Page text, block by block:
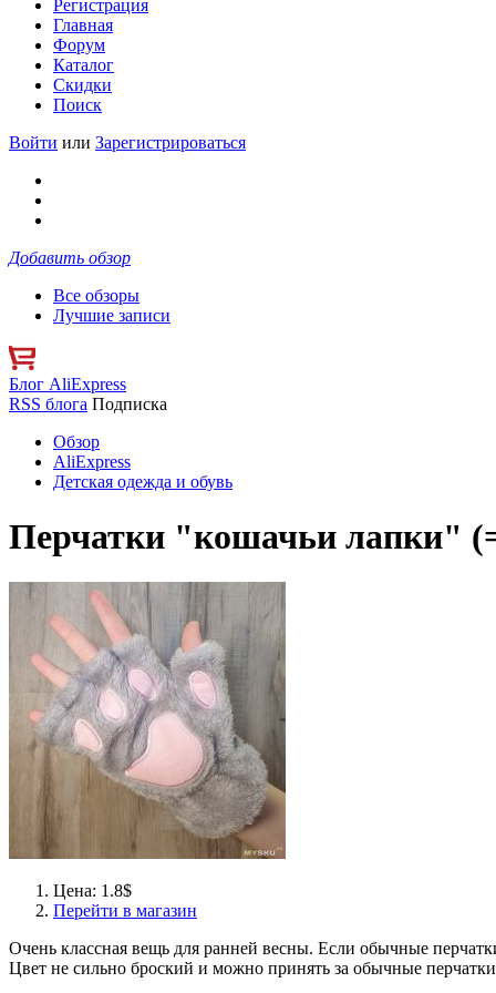
Регистрация
Главная
Форум
Каталог
Скидки
Поиск
Войти или Зарегистрироваться
Добавить обзор
Все обзоры
Лучшие записи
Блог AliExpress
RSS блога Подписка
Обзор
AliExpress
Детская одежда и обувь
Перчатки "кошачьи лапки"
Цена: 1.8$
Перейти в магазин
Очень классная вещь для ранней весны. Если обычные
Цвет не сильно броский и можно принять за обычные